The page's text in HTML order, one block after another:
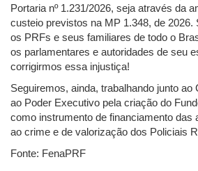
Portaria nº 1.231/2026, seja através da
custeio previstos na MP 1.348, de 2026.
os PRFs e seus familiares de todo o
os parlamentares e autoridades de seu
corrigirmos essa injustiça!
Seguiremos, ainda, trabalhando junto ao
ao Poder Executivo pela criação do
como instrumento de financiamento das
ao crime e de valorização dos Policiais
Fonte: FenaPRF